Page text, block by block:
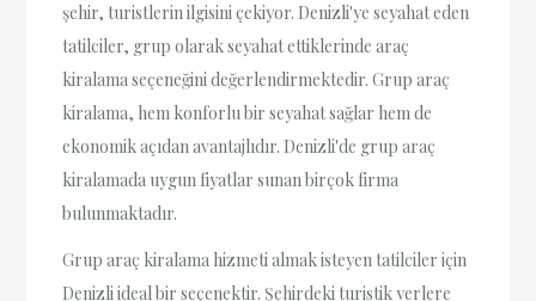
şehir, turistlerin ilgisini çekiyor. Denizli'ye seyahat eden
tatilciler, grup olarak seyahat ettiklerinde araç
kiralama seçeneğini değerlendirmektedir. Grup araç
kiralama, hem konforlu bir seyahat sağlar hem de
ekonomik açıdan avantajlıdır. Denizli'de grup araç
kiralamada uygun fiyatlar sunan birçok firma
bulunmaktadır.
Grup araç kiralama hizmeti almak isteyen tatilciler için
Denizli ideal bir seçenektir. Şehirdeki turistik yerlere